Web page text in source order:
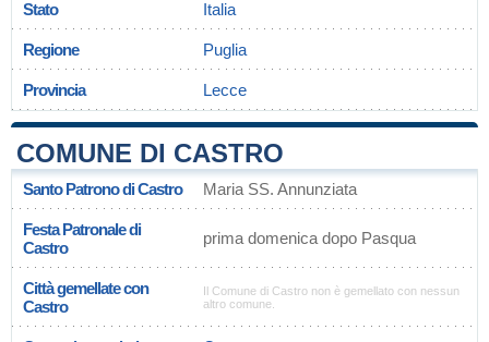
Stato Italia
Regione Puglia
Provincia Lecce
COMUNE DI CASTRO
Santo Patrono di Castro Maria SS. Annunziata
Festa Patronale di
Castro
prima domenica dopo Pasqua
Città gemellate con
Castro
Il Comune di Castro non è gemellato con nessun
altro comune.